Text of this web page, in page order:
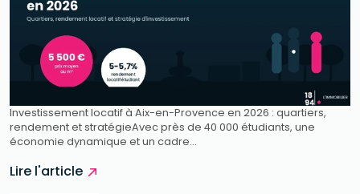
Investissement locatif à Aix-en-Provence en 2026 : quartiers,
rendement et stratégieAvec près de 40 000 étudiants, une
économie dynamique et un cadre...
Lire l'article